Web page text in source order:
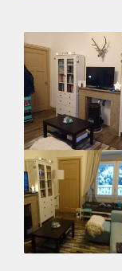
open keuken
en wc.
De huur bedraagt
service, gas, water
Totaal € 825,00
De borg bedraagt
Inkomenseis: ± €
Indien u
gegevens,
mailen naar:
Vermeld uw